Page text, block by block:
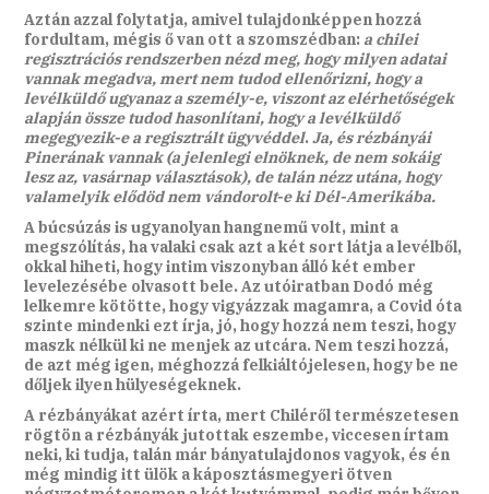
Aztán azzal folytatja, amivel tulajdonképpen hozzá
fordultam, mégis ő van ott a szomszédban: a chilei
regisztrációs rendszerben nézd meg, hogy milyen adatai
vannak megadva, mert nem tudod ellenőrizni, hogy a
levélküldő ugyanaz a személy-e, viszont az elérhetőségek
alapján össze tudod hasonlítani, hogy a levélküldő
megegyezik-e a regisztrált ügyvéddel.Ja, és rézbányái
Pinerának vannak (a jelenlegi elnöknek, de nem sokáig
lesz az, vasárnap választások), de talán nézz utána, hogy
valamelyik elődöd nem vándorolt-e ki Dél-Amerikába.
A búcsúzás is ugyanolyan hangnemű volt, mint a
megszólítás, ha valaki csak azt a két sort látja a levélből,
okkal hiheti, hogy intim viszonyban álló két ember
levelezésébe olvasott bele. Az utóiratban Dodó még
lelkemre kötötte, hogy vigyázzak magamra, a Covid óta
szinte mindenki ezt írja, jó, hogy hozzá nem teszi, hogy
maszk nélkül ki ne menjek az utcára. Nem teszi hozzá,
de azt még igen, méghozzá felkiáltójelesen, hogy be ne
dőljek ilyen hülyeségeknek.
A rézbányákat azért írta, mert Chiléről természetesen
rögtön a rézbányák jutottak eszembe, viccesen írtam
neki, ki tudja, talán már bányatulajdonos vagyok, és én
még mindig itt ülök a káposztásmegyeri ötven